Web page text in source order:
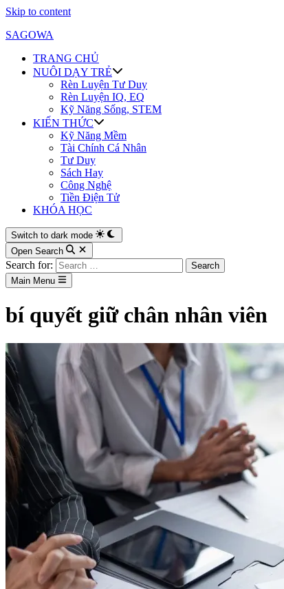
Skip to content
SAGOWA
TRANG CHỦ
NUÔI DẠY TRẺ
Rèn Luyện Tư Duy
Rèn Luyện IQ, EQ
Kỹ Năng Sống, STEM
KIẾN THỨC
Kỹ Năng Mềm
Tài Chính Cá Nhân
Tư Duy
Sách Hay
Công Nghệ
Tiền Điện Tử
KHÓA HỌC
Switch to dark mode
Open Search
Search for:
Main Menu
bí quyết giữ chân nhân viên